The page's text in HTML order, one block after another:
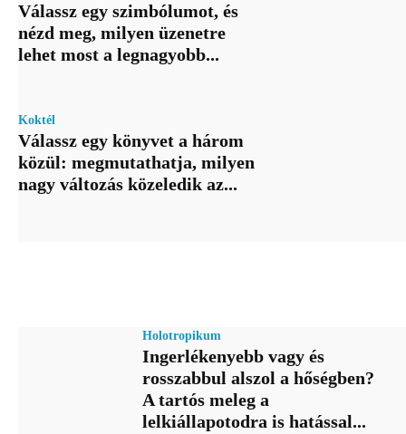
Válassz egy szimbólumot, és
nézd meg, milyen üzenetre
lehet most a legnagyobb...
Koktél
Válassz egy könyvet a három
közül: megmutathatja, milyen
nagy változás közeledik az...
Holotropikum
Ingerlékenyebb vagy és
rosszabbul alszol a hőségben?
A tartós meleg a
lelkiállapotodra is hatással...